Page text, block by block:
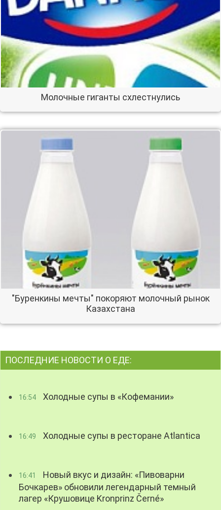
Молочные гиганты схлестнулись
"Буренкины мечты" покоряют молочный рынок
Казахстана
ПОСЛЕДНИЕ НОВОСТИ О ЕДЕ:
16:54 Холодные супы в «Кофемании»
16:49 Холодные супы в ресторане Atlantica
16:41
Новый вкус и дизайн: «Пивоварни
Бочкарев» обновили легендарный темный
лагер «Крушовице Kronprinz Černé»